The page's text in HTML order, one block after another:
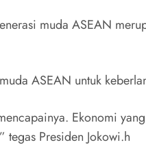
muda ASEAN
ASEAN untuk
Ekonomi
Presiden Jokowi.h